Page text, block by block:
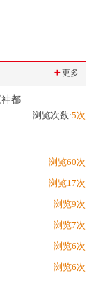
＋更多
都
浏览次数:5次
浏览60次
浏览17次
浏览9次
浏览7次
浏览6次
浏览6次